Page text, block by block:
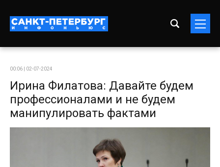
00:06 | 02-07-2024
Ирина Филатова: Давайте будем
профессионалами и не будем
манипулировать фактами